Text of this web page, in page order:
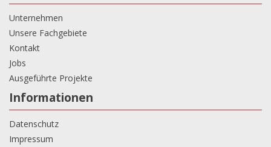
Unternehmen
Unsere Fachgebiete
Kontakt
Jobs
Ausgeführte Projekte
Informationen
Datenschutz
Impressum